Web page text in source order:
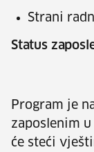
Strani
Status
Program je
zaposlenim
će steći